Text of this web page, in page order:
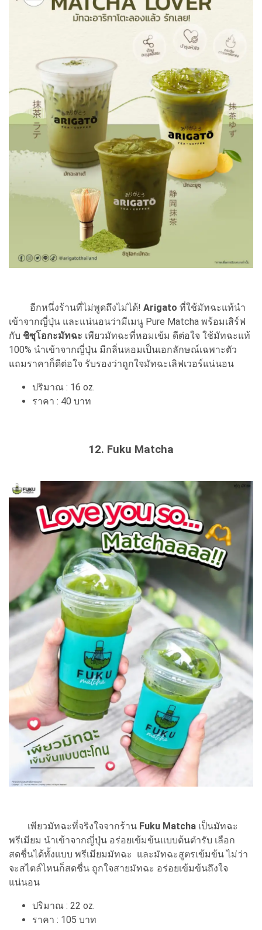
อีกหนึ่งร้านที่ไม่พูดถึงไม่ได้! Arigato ที่ใช้มัทฉะแท้นำ
เข้าจากญี่ปุ่น และแน่นอนว่ามีเมนู Pure Matcha พร้อมเสิร์ฟ
กับ ชิซุโอกะมัทฉะ เพียวมัทฉะที่หอมเข้ม ดีต่อใจ ใช้มัทฉะแท้
100% นำเข้าจากญี่ปุ่น มีกลิ่นหอมเป็นเอกลักษณ์เฉพาะตัว
แถมราคาก็ดีต่อใจ รับรองว่าถูกใจมัทฉะเลิฟเวอร์แน่นอน
ปริมาณ : 16 oz.
ราคา : 40 บาท
12. Fuku Matcha
เพียวมัทฉะที่จริงใจจากร้าน Fuku Matcha เป็นมัทฉะ
พรีเมียม นำเข้าจากญี่ปุ่น อร่อยเข้มข้นแบบต้นตำรับ เลือก
สดชื่นได้ทั้งแบบ พรีเมียมมัทฉะ และมัทฉะสูตรเข้มข้น ไม่ว่า
จะสไตล์ไหนก็สดชื่น ถูกใจสายมัทฉะ อร่อยเข้มข้นถึงใจ
แน่นอน
ปริมาณ : 22 oz.
ราคา : 105 บาท